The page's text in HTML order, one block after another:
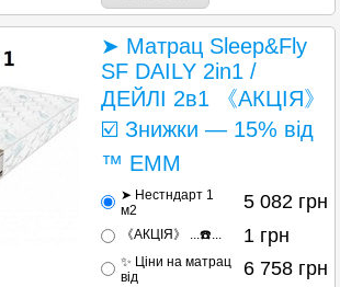
➤ Матрац Sleep&Fly
SF DAILY 2in1 /
ДЕЙЛІ 2в1 《АКЦІЯ》
☑️ Знижки — 15% від
™ ЕММ
➤ Нестндарт 1
м2
5 082 грн
《АКЦІЯ》 ...☎️... 1 грн
✨ Ціни на матрац
від
6 758 грн